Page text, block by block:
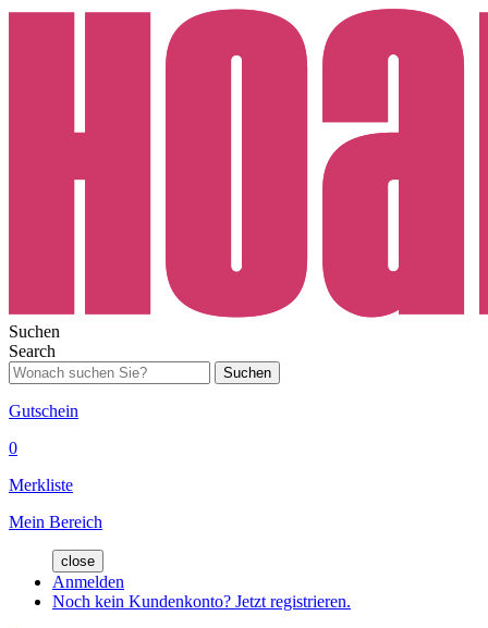
Suchen
Search
Suchen
Gutschein
0
Merkliste
Mein Bereich
close
Anmelden
Noch kein Kundenkonto? Jetzt registrieren.